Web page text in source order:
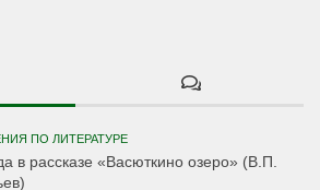
ПО ЛИТЕРАТУРЕ
в рассказе «Васюткино озеро» (В.П.